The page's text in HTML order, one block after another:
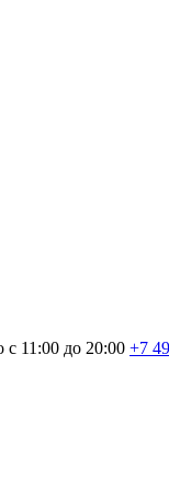
с 11:00 до 20:00 +7